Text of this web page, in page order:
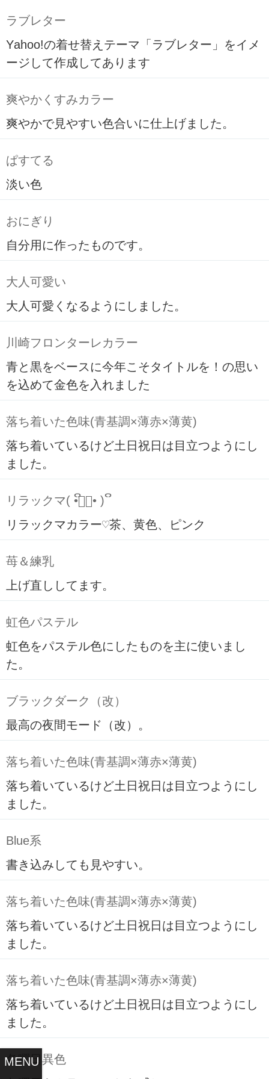
MENU
ラブレター
Yahoo!の着せ替えテーマ「ラブレター」をイメ
ージして作成してあります
爽やかくすみカラー
爽やかで見やすい色合いに仕上げました。
ぱすてる
淡い色
おにぎり
自分用に作ったものです。
大人可愛い
大人可愛くなるようにしました。
川崎フロンターレカラー
青と黒をベースに今年こそタイトルを！の思い
を込めて金色を入れました
落ち着いた色味(青基調×薄赤×薄黄)
落ち着いているけど土日祝日は目立つようにし
ました。
リラックマ( ິ•ᆺ⃘• )ິ
リラックマカラー♡茶、黄色、ピンク
苺＆練乳
上げ直ししてます。
虹色パステル
虹色をパステル色にしたものを主に使いまし
た。
ブラックダーク（改）
最高の夜間モード（改）。
落ち着いた色味(青基調×薄赤×薄黄)
落ち着いているけど土日祝日は目立つようにし
ました。
Blue系
書き込みしても見やすい。
落ち着いた色味(青基調×薄赤×薄黄)
落ち着いているけど土日祝日は目立つようにし
ました。
落ち着いた色味(青基調×薄赤×薄黄)
落ち着いているけど土日祝日は目立つようにし
ました。
各曜日異色